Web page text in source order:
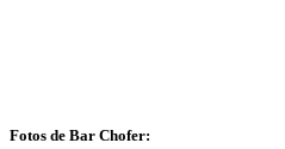
Fotos de Bar Chofer: